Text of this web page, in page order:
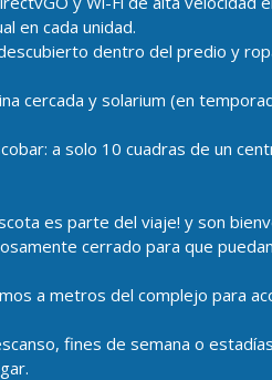
en cada unidad.
dentro del predio y
cercada y solarium (en
a solo 10 cuadras de un
es parte del viaje! y son
cerrado para que
a metros del complejo para
fines de semana o